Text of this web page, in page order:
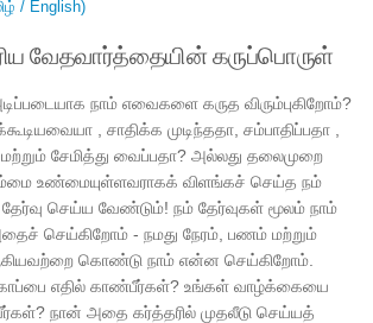
/ English)
வேதவார்த்தையின் கருப்பொருள்
நாம் எவைகளை கருத விரும்புகிறோம்?
, சாதிக்க முடிந்ததா, சம்பாதிப்பதா ,
மற்றும் சேமித்து வைப்பதா? அல்லது தலைமுறை
உண்மையுள்ளவராகக் விளங்கச் செய்த நம்
செய்ய வேண்டும்! நம் தேர்வுகள் மூலம் நாம்
செய்கிறோம் - நமது நேரம், பணம் மற்றும்
கொண்டு நாம் என்ன செய்கிறோம்.
எதில் காண்பீர்கள்? உங்கள் வாழ்க்கையை
நான் அதை கர்த்தரில் முதலீடு செய்யத்